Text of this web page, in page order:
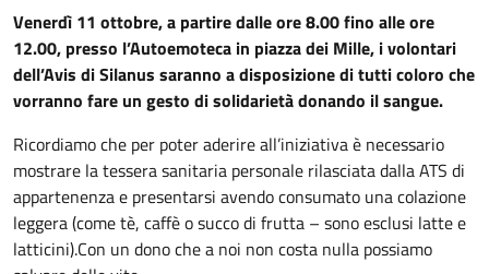
Venerdì 11 ottobre, a partire dalle ore 8.00 fino alle ore
12.00, presso l’Autoemoteca in piazza dei Mille, i volontari
dell’Avis di Silanus saranno a disposizione di tutti coloro che
vorranno fare un gesto di solidarietà donando il sangue.
Ricordiamo che per poter aderire all’iniziativa è necessario
mostrare la tessera sanitaria personale rilasciata dalla ATS di
appartenenza e presentarsi avendo consumato una colazione
leggera (come tè, caffè o succo di frutta – sono esclusi latte e
latticini).Con un dono che a noi non costa nulla possiamo